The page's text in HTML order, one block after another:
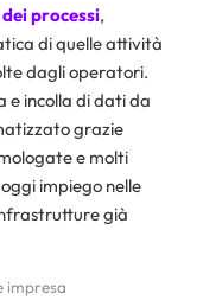
processi,
di quelle attività
dagli operatori.
e incolla di dati da
grazie
e molti
impiego nelle
già
impresa